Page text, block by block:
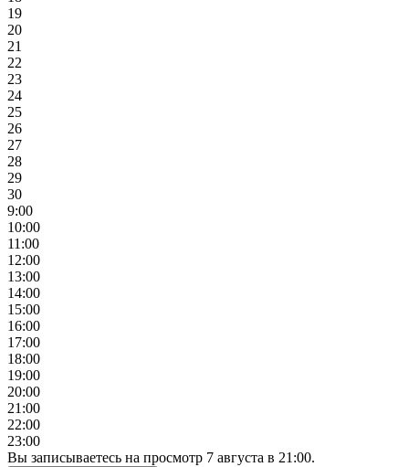
19
20
21
22
23
24
25
26
27
28
29
30
9:00
10:00
11:00
12:00
13:00
14:00
15:00
16:00
17:00
18:00
19:00
20:00
21:00
22:00
23:00
Вы записываетесь на просмотр 7 августа в 21:00.